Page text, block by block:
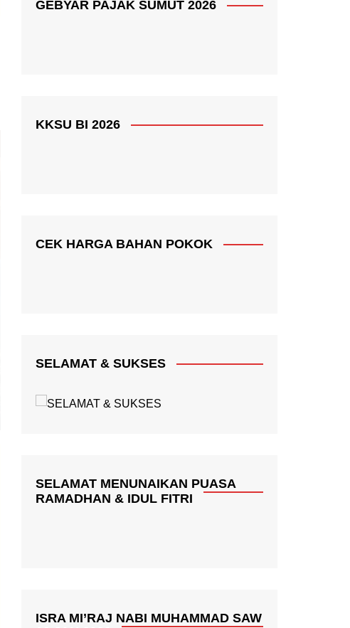
GEBYAR PAJAK SUMUT 2026
KKSU BI 2026
CEK HARGA BAHAN POKOK
SELAMAT & SUKSES
SELAMAT MENUNAIKAN PUASA
RAMADHAN & IDUL FITRI
ISRA MI’RAJ NABI MUHAMMAD SAW